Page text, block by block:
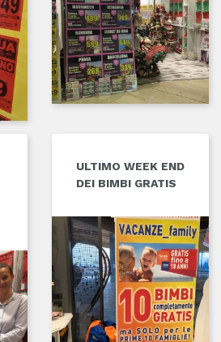
ULTIMO WEEK END
DEI BIMBI GRATIS